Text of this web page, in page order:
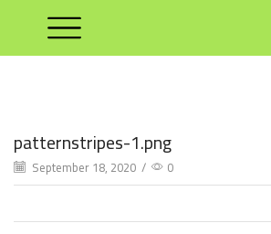
patternstripes-1.png
September 18, 2020 / 0